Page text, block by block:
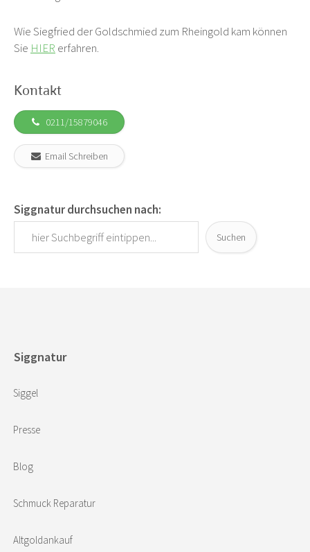
Wie Siegfried der Goldschmied zum Rheingold kam können
Sie HIER erfahren.
Kontakt
0211/15879046
Email Schreiben
Siggnatur durchsuchen nach:
Suchen
Siggnatur
Siggel
Presse
Blog
Schmuck Reparatur
Altgoldankauf